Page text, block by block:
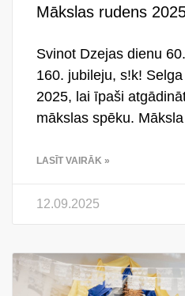
Mākslas rudens
Svinot Dzejas dienu
160. jubileju, s!k!
2025, lai īpaši
mākslas spēku.
LASĪT VAIRĀK »
12.09.2025